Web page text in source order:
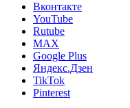
Вконтакте
YouTube
Rutube
MAX
Google Plus
Яндекс.Дзен
TikTok
Pinterest